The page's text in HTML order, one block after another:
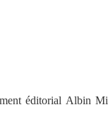
éditorial Albin